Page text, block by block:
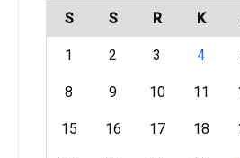
S S R K
1 2 3 4
8 9 10 11
15 16 17 18